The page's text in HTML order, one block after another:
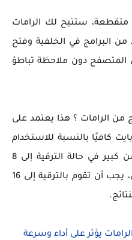
متقطعة، ستتيح لك الرامات
من البرامج في الخلفية وفتح
المتصفح دون ملاحظة تباطؤ
من الرامات ؟ هذا يعتمد على
ربما 4 جيجابايت كافيًا بالنسبة للاستخدام
البسيط، ولكنك ستلاحظ تحسن كبير في حالة الترقية إلى 8
جيجابايت. ولتشغيل مهام أثقل، يجب أن تقوم بالترقية إلى 16
يؤثر على أداء وسرعة